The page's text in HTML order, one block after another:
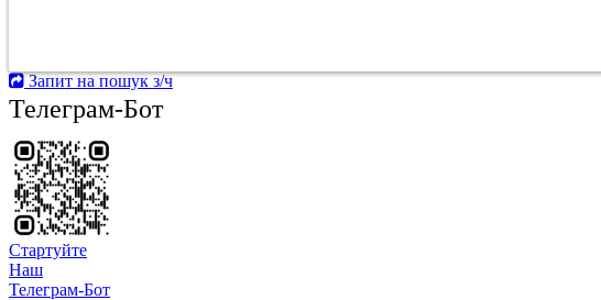
Запит на пошук з/ч
Телеграм-Бот
Стартуйте
Hаш
Телеграм-Бот